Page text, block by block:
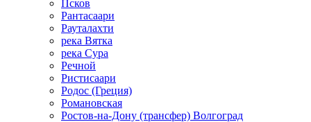
Псков
Рантасаари
Рауталахти
река Вятка
река Сура
Речной
Ристисаари
Родос (Греция)
Романовская
Ростов-на-Дону (трансфер) Волгоград